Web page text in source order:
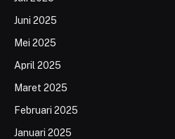
Juni 2025
Mei 2025
April 2025
Maret 2025
Februari 2025
Januari 2025